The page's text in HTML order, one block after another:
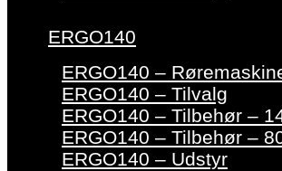
ERGO140
ERGO140 –
ERGO140 – Tilvalg
ERGO140 – Tilbehør –
ERGO140 – Tilbehør –
ERGO140 – Udstyr